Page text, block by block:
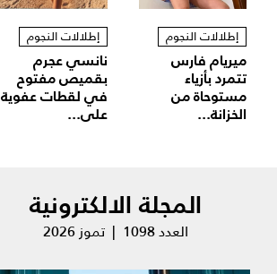
إطلالات النجوم
ميريام فارس
تتمرد بأزياء
مستوحاة من
الخزانة...
إطلالات النجوم
نانسي عجرم
بقميص مفتوح
في لقطات عفوية
على...
المجلة الالكترونية
العدد 1098 | تموز 2026